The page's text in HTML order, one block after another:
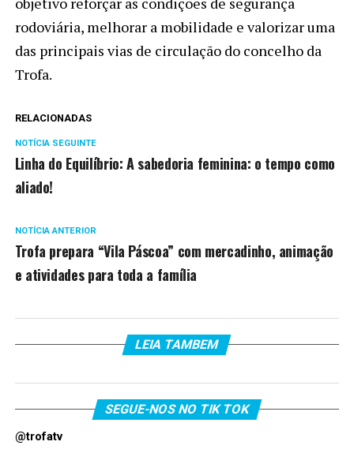
rodoviária, melhorar a mobilidade e valorizar uma
das principais vias de circulação do concelho da
Trofa.
RELACIONADAS
NOTÍCIA SEGUINTE
Linha do Equilíbrio: A sabedoria feminina: o tempo como
aliado!
NOTÍCIA ANTERIOR
Trofa prepara “Vila Páscoa” com mercadinho, animação
e atividades para toda a família
LEIA TAMBEM
SEGUE-NOS NO TIK TOK
@trofatv